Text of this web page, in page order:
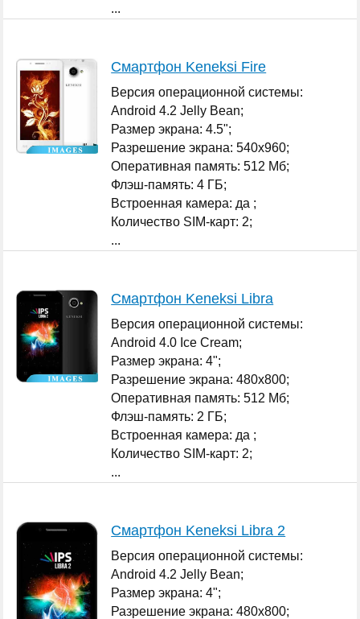
...
Смартфон Keneksi Fire
Версия операционной системы:
Android 4.2 Jelly Bean;
Размер экрана: 4.5";
Разрешение экрана: 540x960;
Оперативная память: 512 Мб;
Флэш-память: 4 ГБ;
Встроенная камера: да ;
Количество SIM-карт: 2;
...
Смартфон Keneksi Libra
Версия операционной системы:
Android 4.0 Ice Cream;
Размер экрана: 4";
Разрешение экрана: 480x800;
Оперативная память: 512 Мб;
Флэш-память: 2 ГБ;
Встроенная камера: да ;
Количество SIM-карт: 2;
...
Смартфон Keneksi Libra 2
Версия операционной системы:
Android 4.2 Jelly Bean;
Размер экрана: 4";
Разрешение экрана: 480x800;